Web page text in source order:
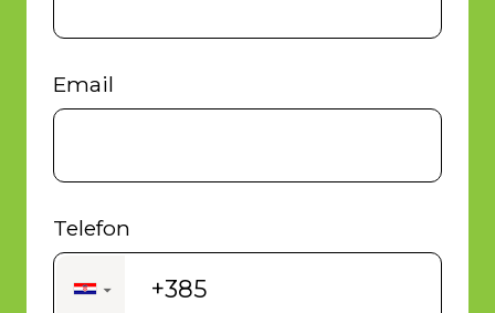
Email
Telefon
▼ +385